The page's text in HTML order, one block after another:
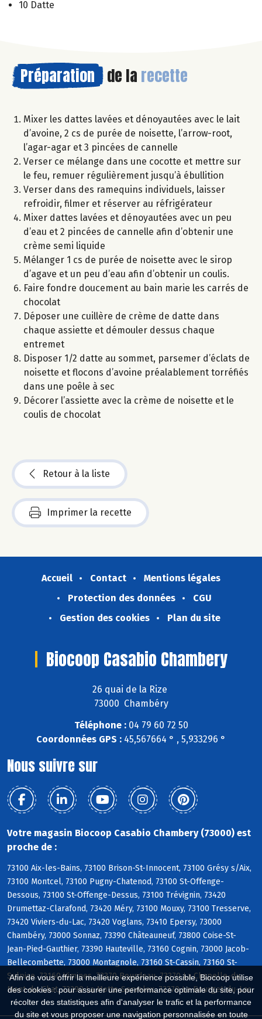
Afin de vous offrir la meilleure expérience possible, Biocoop utilise
des cookies : pour assurer une performance optimale du site, pour
récolter des statistiques afin d'analyser le trafic et la performance
du site et vous proposer une navigation personnalisée en toute
10 Datte
Préparation de la recette
Mixer les dattes lavées et dénoyautées avec le lait
d’avoine, 2 cs de purée de noisette, l’arrow-root,
l’agar-agar et 3 pincées de cannelle
Verser ce mélange dans une cocotte et mettre sur
le feu, remuer régulièrement jusqu’à ébullition
Verser dans des ramequins individuels, laisser
refroidir, filmer et réserver au réfrigérateur
Mixer dattes lavées et dénoyautées avec un peu
d’eau et 2 pincées de cannelle afin d’obtenir une
crème semi liquide
Mélanger 1 cs de purée de noisette avec le sirop
d’agave et un peu d’eau afin d’obtenir un coulis.
Faire fondre doucement au bain marie les carrés de
chocolat
Déposer une cuillère de crème de datte dans
chaque assiette et démouler dessus chaque
entremet
Disposer 1/2 datte au sommet, parsemer d’éclats de
noisette et flocons d’avoine préalablement torréfiés
dans une poêle à sec
Décorer l’assiette avec la crème de noisette et le
coulis de chocolat
Retour à la liste
Imprimer la recette
Accueil Contact
Mentions légales
Protection des données
CGU
Gestion des cookies
Plan du site
Biocoop Casabio Chambery
26 quai de la Rize
73000 Chambéry
Téléphone :04 79 60 72 50
Coordonnées GPS : 45,567664 ° , 5,933296 °
Nous suivre sur
Votre magasin Biocoop Casabio Chambery (73000) est
proche de :
73100 Aix-les-Bains, 73100 Brison-St-Innocent, 73100 Grésy s/Aix,
73100 Montcel, 73100 Pugny-Chatenod, 73100 St-Offenge-
Dessous, 73100 St-Offenge-Dessus, 73100 Trévignin, 73420
Drumettaz-Clarafond, 73420 Méry, 73100 Mouxy, 73100 Tresserve,
73420 Viviers-du-Lac, 73420 Voglans, 73410 Epersy, 73000
Chambéry, 73000 Sonnaz, 73390 Châteauneuf, 73800 Coise-St-
Jean-Pied-Gauthier, 73390 Hauteville, 73160 Cognin, 73000 Jacob-
Bellecombette, 73000 Montagnole, 73160 St-Cassin, 73160 St-
Sulpice, 73160 Vimines, 73370 Bourdeau, 73370 La Chapelle-du-
Mont-du-Chat, 73290 La Motte-Servolex, 73370 Le Bourget-du-Lac